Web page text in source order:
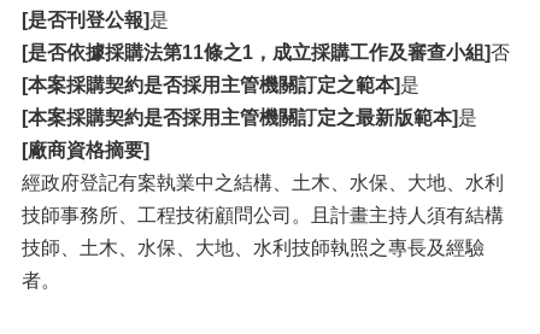
[是否刊登公報]是
[是否依據採購法第11條之1，成立採購工作及審查小組]否
[本案採購契約是否採用主管機關訂定之範本]是
[本案採購契約是否採用主管機關訂定之最新版範本]是
[廠商資格摘要]
經政府登記有案執業中之結構、土木、水保、大地、水利
技師事務所、工程技術顧問公司。且計畫主持人須有結構
技師、土木、水保、大地、水利技師執照之專長及經驗
者。